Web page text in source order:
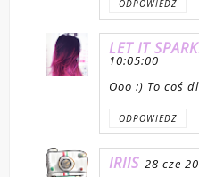
ODPOWIEDZ
LET IT
10:05:00
Ooo :) To coś
ODPOWIEDZ
IRIIS 28 cze